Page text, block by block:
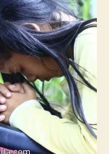
a
Jesús